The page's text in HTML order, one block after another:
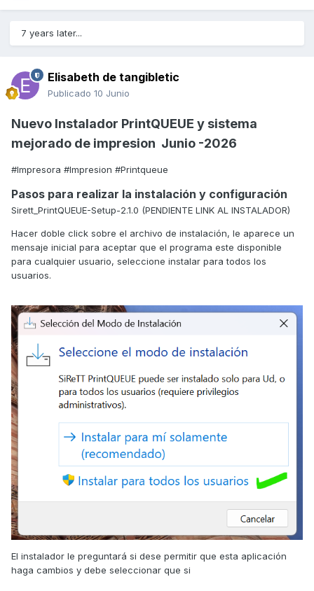
7 years later...
Elisabeth de tangibletic
Publicado 10 Junio
Nuevo Instalador PrintQUEUE y sistema
mejorado de impresion Junio -2026
#Impresora #Impresion #Printqueue
Pasos para realizar la instalación y configuración
Sirett_PrintQUEUE-Setup-2.1.0 (PENDIENTE LINK AL INSTALADOR)
Hacer doble click sobre el archivo de instalación, le aparece un
mensaje inicial para aceptar que el programa este disponible
para cualquier usuario, seleccione instalar para todos los
usuarios.
El instalador le preguntará si dese permitir que esta aplicación
haga cambios y debe seleccionar que si